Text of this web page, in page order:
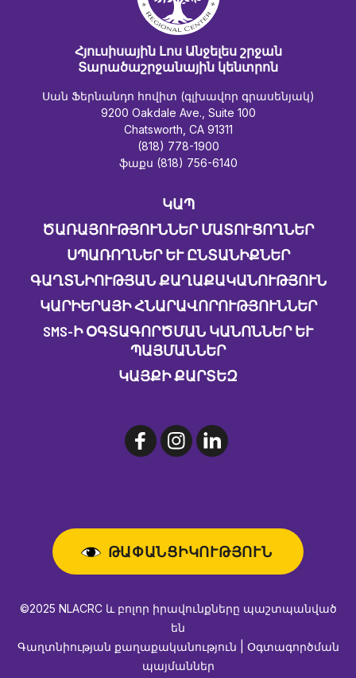
Հյուսիսային Լոս Անջելես շրջան
Տարածաշրջանային կենտրոն
Սան Ֆերնանդո հովիտ (գլխավոր գրասենյակ)
9200 Oakdale Ave., Suite 100
Chatsworth, CA 91311
(818) 778-1900
ֆաքս (818) 756-6140
ԿԱՊ
ԾԱՌԱՅՈՒԹՅՈՒՆՆԵՐ ՄԱՏՈՒՑՈՂՆԵՐ
ՍՊԱՌՈՂՆԵՐ ԵՒ ԸՆՏԱՆԻՔՆԵՐ
ԳԱՂՏՆԻՈՒԹՅԱՆ ՔԱՂԱՔԱԿԱՆՈՒԹՅՈՒՆ
ԿԱՐԻԵՐԱՅԻ ՀՆԱՐԱՎՈՐՈՒԹՅՈՒՆՆԵՐ
SMS-Ի ՕԳՏԱԳՈՐԾՄԱՆ ԿԱՆՈՆՆԵՐ ԵՒ Պ
ԱՅՄԱՆՆԵՐ
ԿԱՅՔԻ ՔԱՐՏԵԶ
ԹԱՓԱՆՑԻԿՈՒԹՅՈՒՆ
©2025 NLACRC և բոլոր իրավունքները պաշտպանված
են
Գաղտնիության քաղաքականություն | Օգտագործման
պայմաններ